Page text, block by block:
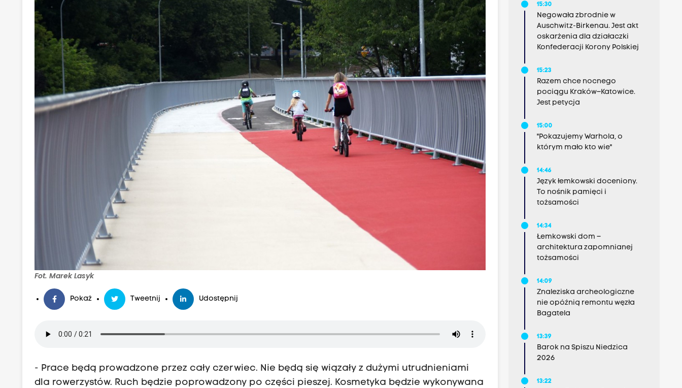
Fot. Marek Lasyk
Pokaż Tweetnij Udostępnij
- Prace będą prowadzone przez cały czerwiec. Nie będą się wiązały z dużymi utrudnieniami
dla rowerzystów. Ruch będzie poprowadzony po części pieszej. Kosmetyka będzie wykonywana
15:30
Negowała zbrodnie w
Auschwitz-Birkenau. Jest akt
oskarżenia dla działaczki
Konfederacji Korony Polskiej
15:23
Razem chce nocnego
pociągu Kraków–Katowice.
Jest petycja
15:00
"Pokazujemy Warhola, o
którym mało kto wie"
14:46
Język łemkowski doceniony.
To nośnik pamięci i
tożsamości
14:34
Łemkowski dom –
architektura zapomnianej
tożsamości
14:09
Znaleziska archeologiczne
nie opóźnią remontu węzła
Bagatela
13:39
Barok na Spiszu Niedzica
2026
13:22